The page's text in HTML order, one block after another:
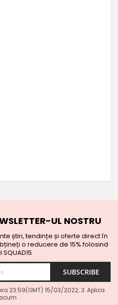
UL NOSTRU
știri, tendințe și oferte direct în
o reducere de 15% folosind
SUBSCRIBE
23:59(GMT) 15/03/2022; 3. Aplica
acum